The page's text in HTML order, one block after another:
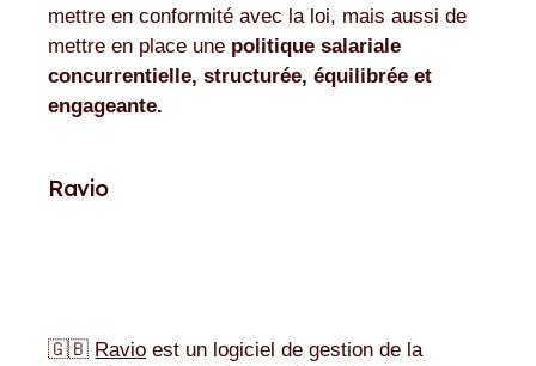
mettre en conformité avec la loi, mais aussi de
mettre en place une politique salariale
concurrentielle, structurée, équilibrée et
engageante.
Ravio
🇬🇧 Ravio est un logiciel de gestion de la